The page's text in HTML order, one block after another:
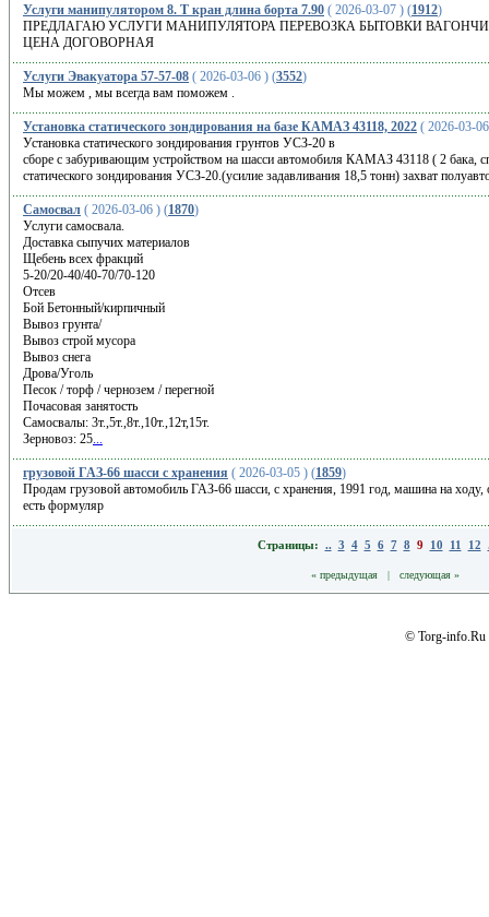
Услуги манипулятором 8. Т кран длина борта 7.90 ( 2026-03-07 ) (1912)
ПРЕДЛАГАЮ УСЛУГИ МАНИПУЛЯТОРА ПЕРЕВОЗКА БЫТОВКИ
ЦЕНА ДОГОВОРНАЯ
Услуги Эвакуатора 57-57-08 ( 2026-03-06 ) (3552)
Мы можем , мы всегда вам поможем .
Установка статического зондирования на базе КАМАЗ 43118, 2022 ( 2026-03-
Установка статического зондирования грунтов УСЗ-20 в
сборе с забуривающим устройством на шасси автомобиля КАМАЗ 43118 ( 2 бака,
статического зондирования УСЗ-20.(усилие задавливания 18,5 тонн) захват
Самосвал ( 2026-03-06 ) (1870)
Услуги самосвала.
Доставка сыпучих материалов
Щебень всех фракций
5-20/20-40/40-70/70-120
Отсев
Бой Бетонный/кирпичный
Вывоз грунта/
Вывоз строй мусора
Вывоз снега
Дрова/Уголь
Песок / торф / чернозем / перегной
Почасовая занятость
Самосвалы: 3т.,5т.,8т.,10т.,12т,15т.
Зерновоз: 25...
грузовой ГАЗ-66 шасси с хранения ( 2026-03-05 ) (1859)
Продам грузовой автомобиль ГАЗ-66 шасси, с хранения, 1991 год, машина на
есть формуляр
Страницы: .. 3 4 5 6 7 8 9 10 11 12
« предыдущая | следующая »
© Torg-info.Ru